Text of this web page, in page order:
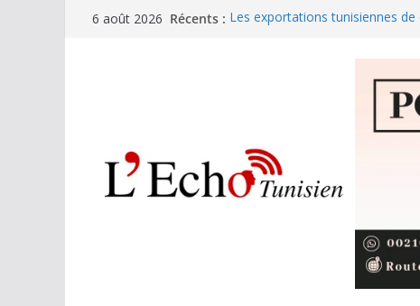
Passer6 août 2026 Récents : Les exportations tunisiennes
8,425 MDT pour le nettoyage
touristiques en haute saison
Mohamed Salah rejoint